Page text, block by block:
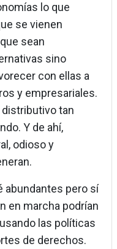
lo que
se vienen
sean
sino
con ellas a
y empresariales.
tan
Y de ahí,
odioso y
abundantes pero sí
en marcha podrían
las políticas
de derechos.